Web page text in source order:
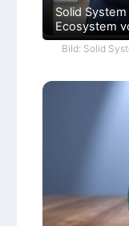
Solid
Ecosystem
Bild: Solid